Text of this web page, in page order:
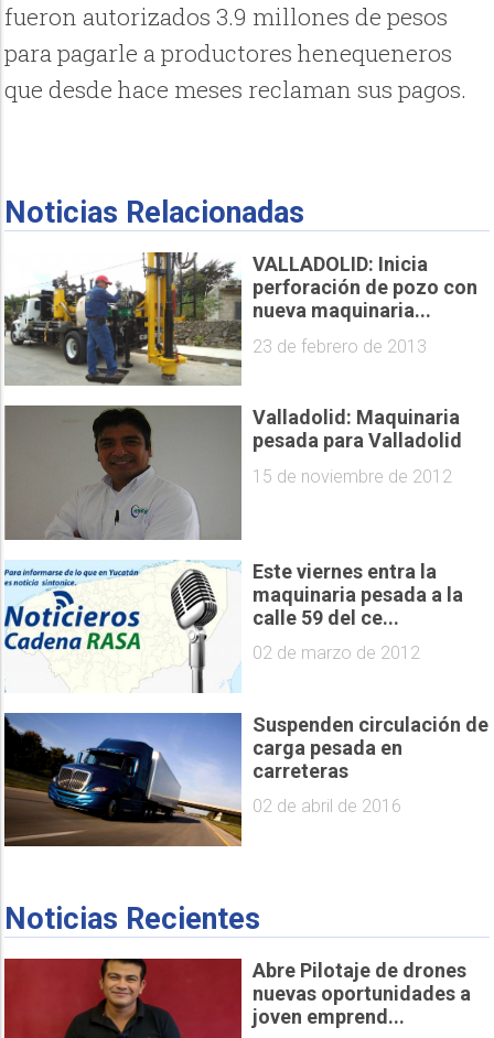
fueron autorizados 3.9 millones de pesos
para pagarle a productores henequeneros
que desde hace meses reclaman sus pagos.
Noticias Relacionadas
VALLADOLID: Inicia
perforación de pozo con
nueva maquinaria...
23 de febrero de 2013
Valladolid: Maquinaria
pesada para Valladolid
15 de noviembre de 2012
Este viernes entra la
maquinaria pesada a la
calle 59 del ce...
02 de marzo de 2012
Suspenden circulación de
carga pesada en
carreteras
02 de abril de 2016
Noticias Recientes
Abre Pilotaje de drones
nuevas oportunidades a
joven emprend...